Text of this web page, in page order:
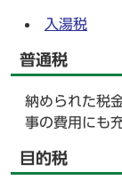
入湯税
普通税
納められた税
事の費用にも
目的税